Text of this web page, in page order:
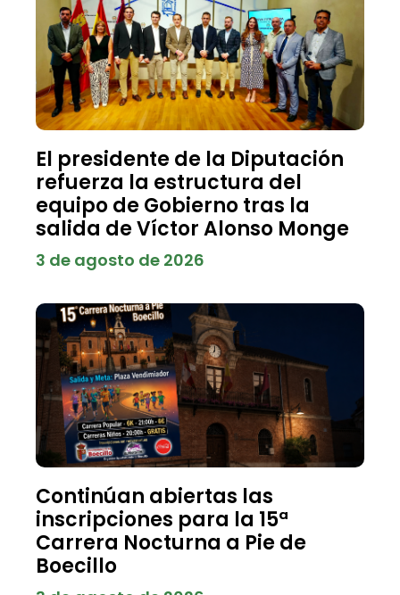
El presidente de la Diputación
refuerza la estructura del
equipo de Gobierno tras la
salida de Víctor Alonso Monge
3 de agosto de 2026
Continúan abiertas las
inscripciones para la 15ª
Carrera Nocturna a Pie de
Boecillo